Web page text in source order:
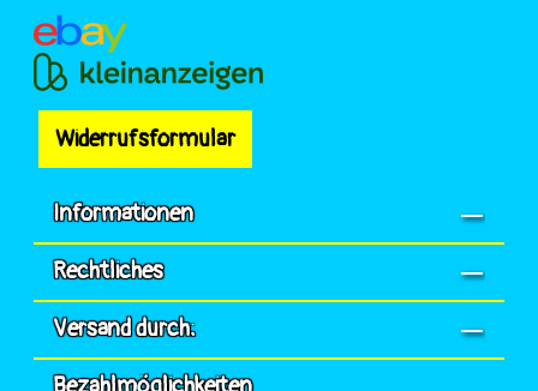
Widerrufsformular
Informationen
Rechtliches
Versand durch: